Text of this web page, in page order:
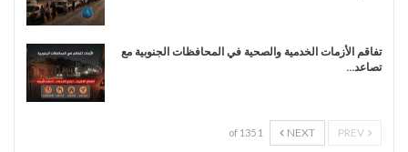
تفاقم الأزمات الخدمية والصحية في المحافظات الجنوبية مع
تصاعد…
NEXT
1 of 135